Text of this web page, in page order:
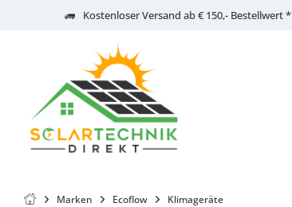
Kostenloser Versand ab € 150,- Bestellwert *
Marken Ecoflow Klimageräte